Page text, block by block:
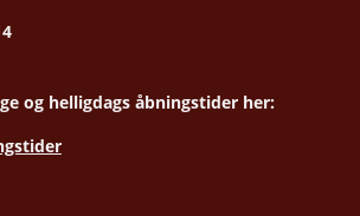
og helligdags åbningstider her: